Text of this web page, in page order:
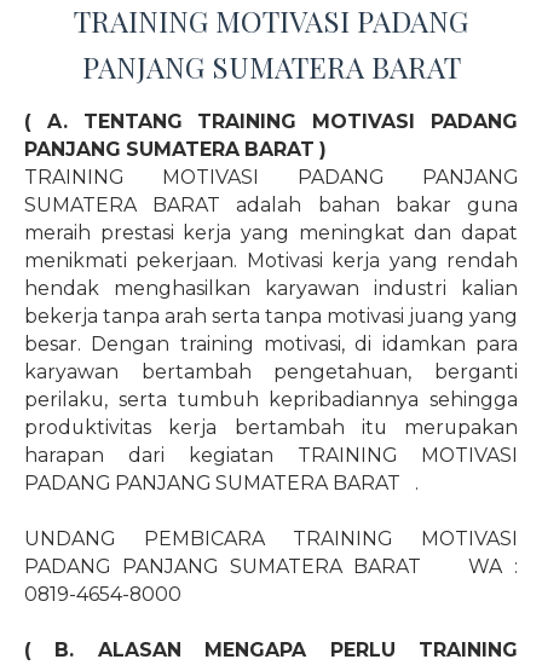
TRAINING MOTIVASI PADANG
PANJANG SUMATERA BARAT
( A. TENTANG TRAINING MOTIVASI PADANG
PANJANG SUMATERA BARAT )
TRAINING MOTIVASI PADANG PANJANG
SUMATERA BARAT adalah bahan bakar guna
meraih prestasi kerja yang meningkat dan dapat
menikmati pekerjaan. Motivasi kerja yang rendah
hendak menghasilkan karyawan industri kalian
bekerja tanpa arah serta tanpa motivasi juang yang
besar. Dengan training motivasi, di idamkan para
karyawan bertambah pengetahuan, berganti
perilaku, serta tumbuh kepribadiannya sehingga
produktivitas kerja bertambah itu merupakan
harapan dari kegiatan TRAINING MOTIVASI
PADANG PANJANG SUMATERA BARAT
.
UNDANG PEMBICARA TRAINING MOTIVASI
PADANG PANJANG SUMATERA BARAT
WA :
0819-4654-8000
( B. ALASAN MENGAPA PERLU TRAINING